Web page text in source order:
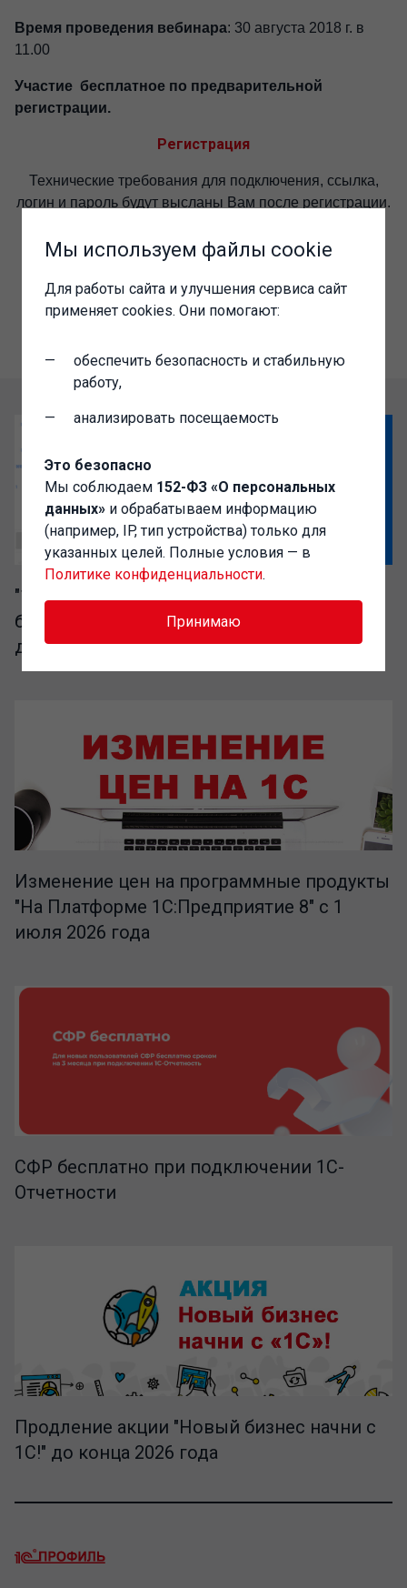
Время проведения вебинара: 30 августа 2018 г. в
11.00
Участие бесплатное по предварительной
регистрации.
Регистрация
Технические требования для подключения, ссылка,
логин и пароль будут высланы Вам после регистрации.
Ждем ваших заявок!
"1C-Администратор" – выгодный доступ к
базе разработок сообщества Инфостарт
для IT-специалистов
Изменение цен на программные продукты
"На Платформе 1С:Предприятие 8" с 1
июля 2026 года
СФР бесплатно при подключении 1С-
Отчетности
Продление акции "Новый бизнес начни с
1С!" до конца 2026 года
Мы используем файлы cookie
Для работы сайта и улучшения сервиса сайт
применяет cookies. Они помогают:
обеспечить безопасность и стабильную
работу,
анализировать посещаемость
Это безопасно
Мы соблюдаем 152-ФЗ «О персональных
данных» и обрабатываем информацию
(например, IP, тип устройства) только для
указанных целей. Полные условия — в
Политике конфиденциальности.
Принимаю